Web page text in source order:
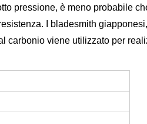
pressione, è meno probabile
I bladesmith
carbonio viene utilizzato per